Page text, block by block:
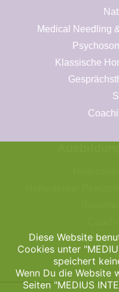
Medical Needling
Klassische
Diese Website
Cookies unter
speichert
Wenn Du die Website
Seiten "MEDIUS